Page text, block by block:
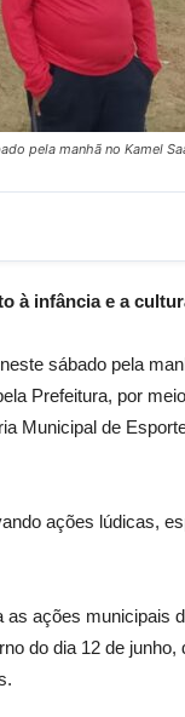
pela manhã no Kamel
à infância e a
sábado pela
Prefeitura, por
Municipal de
ações lúdicas,
ações municipais
do dia 12 de